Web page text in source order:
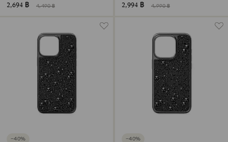
2,694 ฿ 4,490 ฿ 2,994 ฿ 4,990 ฿
−40% −40%